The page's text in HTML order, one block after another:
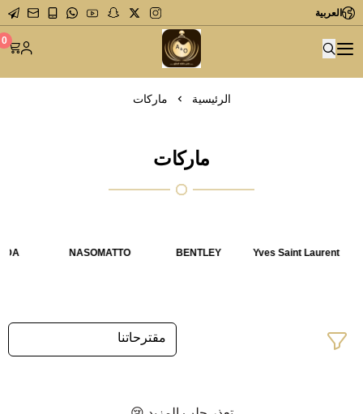
العربية
متجر عاشق العطور 0
الرئيسية ماركات
ماركات
Yves Saint Laurent
BENTLEY
NASOMATTO